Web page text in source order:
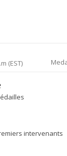
(EST)
intervenants